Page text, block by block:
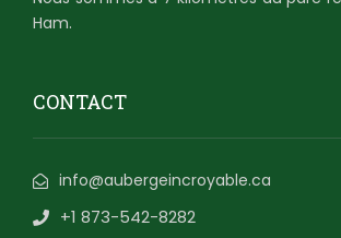
Ham.
CONTACT
info@aubergeincroyable.ca
+1 873-542-8282